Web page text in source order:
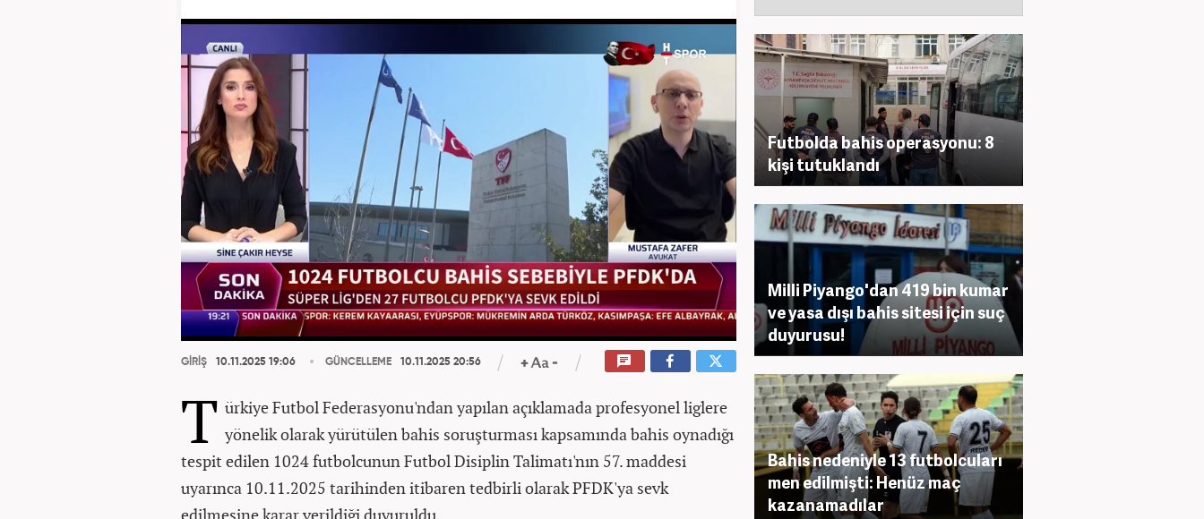
GİRİŞ 10.11.2025 19:06 GÜNCELLEME 10.11.2025 20:56
T ürkiye Futbol Federasyonu'ndan yapılan açıklamada profesyonel liglere
yönelik olarak yürütülen bahis soruşturması kapsamında bahis oynadığı
tespit edilen 1024 futbolcunun Futbol Disiplin Talimatı'nın 57. maddesi
uyarınca 10.11.2025 tarihinden itibaren tedbirli olarak PFDK'ya sevk
edilmesine karar verildiği duyuruldu.
Futbolda bahis operasyonu: 8
kişi tutuklandı
Milli Piyango'dan 419 bin kumar
ve yasa dışı bahis sitesi için suç
duyurusu!
Bahis nedeniyle 13 futbolcuları
men edilmişti: Henüz maç
kazanamadılar